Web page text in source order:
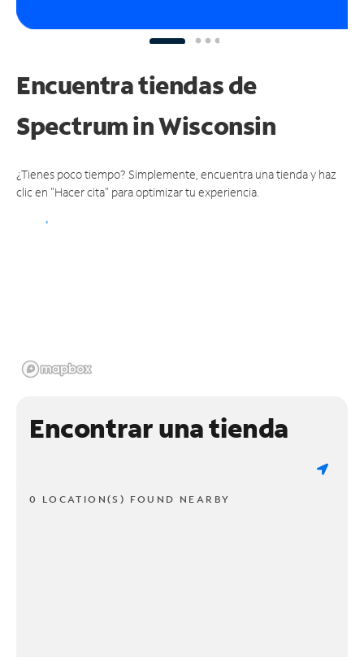
Encuentra tiendas de
Spectrumin Wisconsin
¿Tienes poco tiempo? Simplemente, encuentra una tienda y haz
clic en "Hacer cita" para optimizar tu experiencia.
Encontrar una tienda
0 LOCATION(S) FOUND NEARBY